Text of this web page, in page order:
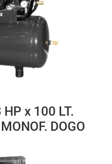
HP x 100 LT.
DOGO